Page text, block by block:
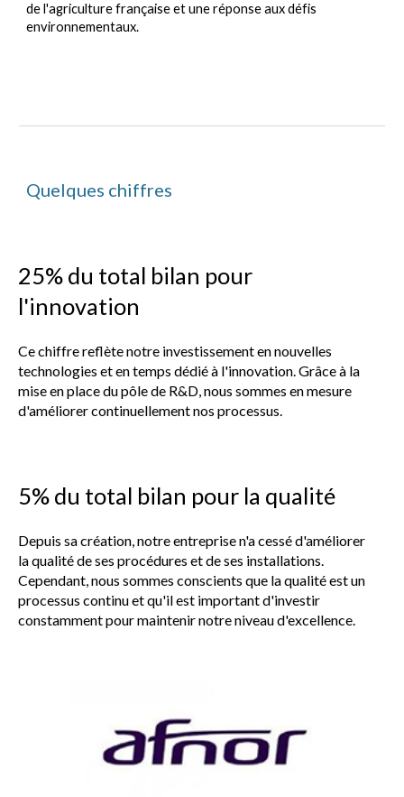
de l'agriculture française et une réponse aux défis
environnementaux.
Quelques chiffres
25% du total bilan pour
l'innovation
Ce chiffre reflète notre investissement en nouvelles
technologies et en temps dédié à l'innovation. Grâce à la
mise en place du pôle de R&D, nous sommes en mesure
d'améliorer continuellement nos processus.
5% du total bilan pour la qualité
Depuis sa création, notre entreprise n'a cessé d'améliorer
la qualité de ses procédures et de ses installations.
Cependant, nous sommes conscients que la qualité est un
processus continu et qu'il est important d'investir
constamment pour maintenir notre niveau d'excellence.